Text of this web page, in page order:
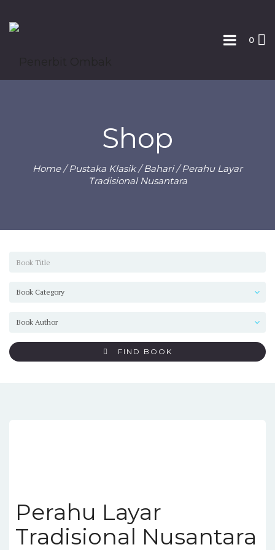
0
Shop
Home/Pustaka Klasik/Bahari/ Perahu Layar
Tradisional Nusantara
FIND BOOK
Perahu Layar
Tradisional Nusantara